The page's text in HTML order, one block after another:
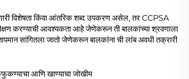
विशेषता किंवा आंतरिक शब्द उपकरण असेल, तर CCPSA
करण्याची आवश्यकता आहे जेणेकरून ती बालकांच्या श्रवणाला
सांगितला जातो जेणेकरून बालकांना ची लांब अवधी तक्रारी
आणि खाण्याचा जोखीम